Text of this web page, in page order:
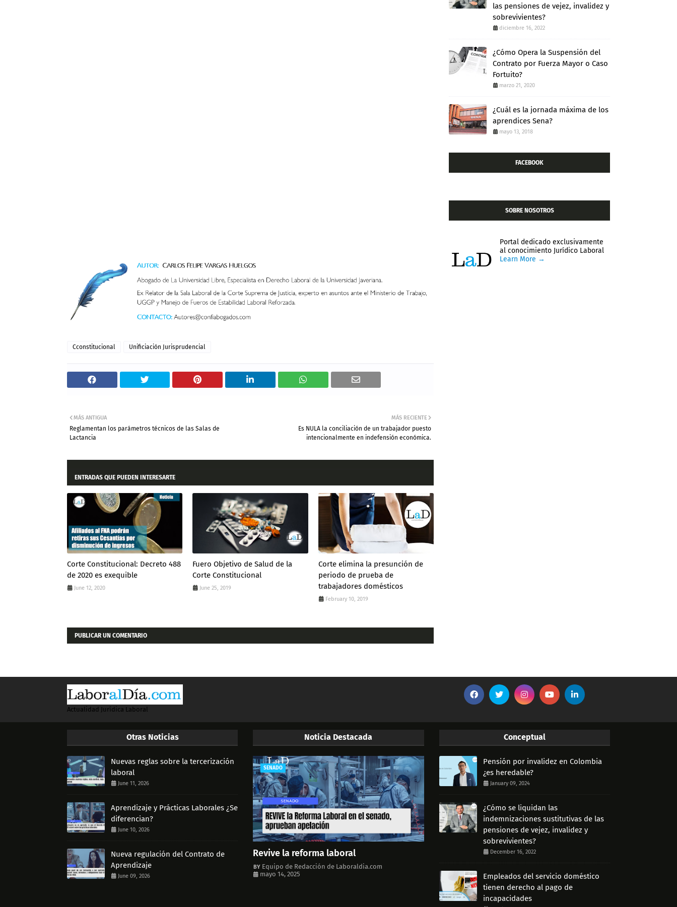
Cconstitucional Unificiación Jurisprudencial
MÁS RECIENTE
Es NULA la conciliación de un trabajador puesto
intencionalmente en indefensión económica.
MÁS ANTIGUA
Reglamentan los parámetros técnicos de las Salas de
Lactancia
ENTRADAS QUE PUEDEN INTERESARTE
Corte Constitucional: Decreto 488
de 2020 es exequible
June 12, 2020
Fuero Objetivo de Salud de la
Corte Constitucional
June 25, 2019
Corte elimina la presunción de
periodo de prueba de
trabajadores domésticos
February 10, 2019
PUBLICAR UN COMENTARIO
las pensiones de vejez, invalidez y
sobrevivientes?
diciembre 16, 2022
¿Cómo Opera la Suspensión del
Contrato por Fuerza Mayor o Caso
Fortuito?
marzo 21, 2020
¿Cuál es la jornada máxima de los
aprendices Sena?
mayo 13, 2018
FACEBOOK
SOBRE NOSOTROS
Portal dedicado exclusivamente
al conocimiento Jurídico Laboral
Learn More →
Actualidad Jurídica Laboral
Otras Noticias
Nuevas reglas sobre la tercerización
laboral
June 11, 2026
Aprendizaje y Prácticas Laborales ¿Se
diferencian?
June 10, 2026
Nueva regulación del Contrato de
Aprendizaje
June 09, 2026
Noticia Destacada
SENADO
Revive la reforma laboral
Equipo de Redacción de Laboraldia.com
mayo 14, 2025
Conceptual
Pensión por invalidez en Colombia
¿es heredable?
January 09, 2024
¿Cómo se liquidan las
indemnizaciones sustitutivas de las
pensiones de vejez, invalidez y
sobrevivientes?
December 16, 2022
Empleados del servicio doméstico
tienen derecho al pago de
incapacidades